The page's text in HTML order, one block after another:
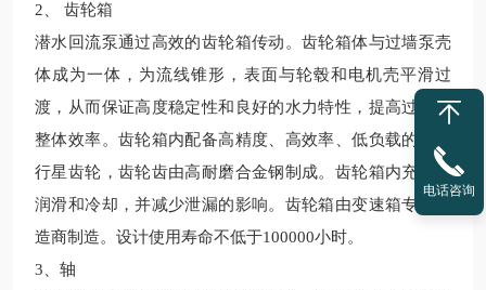
2、 齿轮箱
潜水回流泵通过高效的齿轮箱传动。齿轮箱体与过墙泵壳
体成为一体，为流线锥形，表面与轮毂和电机壳平滑过
渡，从而保证高度稳定性和良好的水力特性，提高过墙泵
整体效率。齿轮箱内配备高精度、高效率、低负载的单极
行星齿轮，齿轮齿由高耐磨合金钢制成。齿轮箱内充油以
润滑和冷却，并减少泄漏的影响。 齿轮箱由变速箱专业制
造商制造。设计使用寿命不低于100000小时。
3、轴
电话咨询